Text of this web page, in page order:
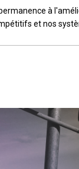
à
et nos